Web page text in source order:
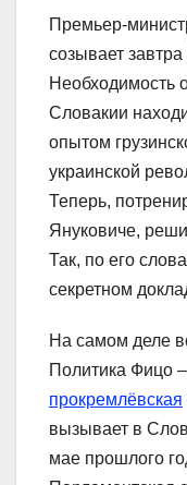
Премьер-
созывает
Необходимость
Словакии
опытом
украинской
Теперь,
Януковиче,
Так, по его
секретном
На самом деле
Политика Фицо
прокремлёвская
вызывает в
мае прошлого